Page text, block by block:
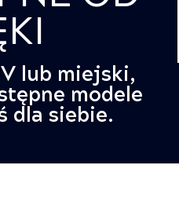
lub miejski,
modele
dla siebie.